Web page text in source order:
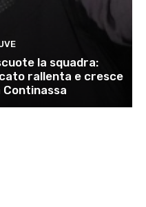
la squadra:
rallenta e cresce
Continassa